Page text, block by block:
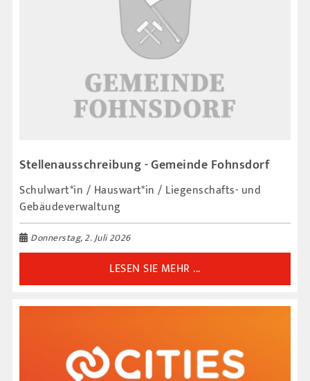
Stellenausschreibung - Gemeinde Fohnsdorf
Schulwart*in / Hauswart*in / Liegenschafts- und
Gebäudeverwaltung
Donnerstag, 2. Juli 2026
LESEN SIE MEHR ...